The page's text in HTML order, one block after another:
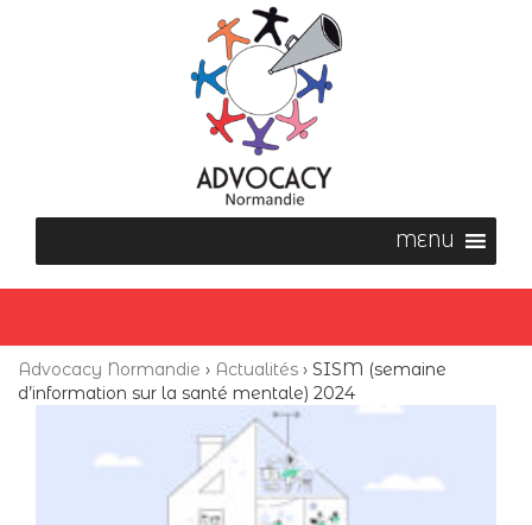
Advocacy Normandie › Actualités › SISM (semaine
d’information sur la santé mentale) 2024